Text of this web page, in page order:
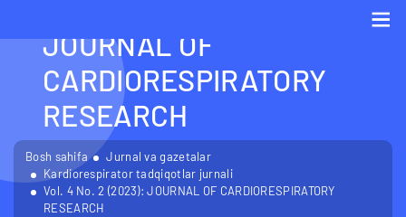
JOURNAL OF
CARDIORESPIRATORY
RESEARCH
Bosh sahifa
Jurnal va gazetalar
Kardiorespirator tadqiqotlar jurnali
Vol. 4 No. 2 (2023): JOURNAL OF CARDIORESPIRATORY
RESEARCH